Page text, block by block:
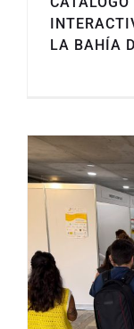
LA BAHÍA